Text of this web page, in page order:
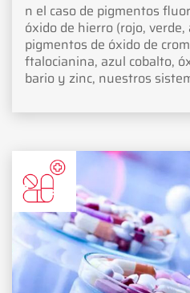
n el caso de pigmentos
óxido de hierro (rojo,
pigmentos de óxido de
ftalocianina, azul cobalto,
bario y zinc, nuestros